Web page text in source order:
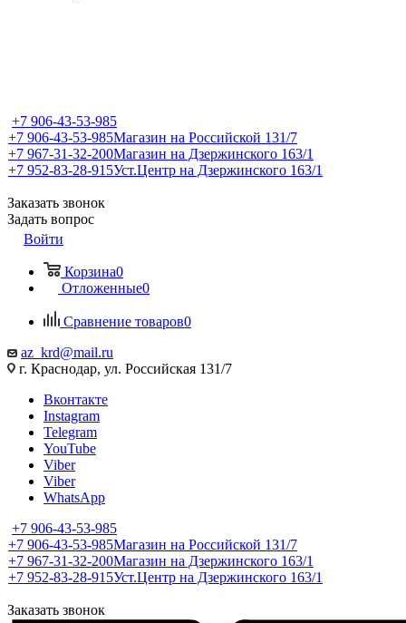
+7 906-43-53-985
+7 906-43-53-985Магазин на Российской 131/7
+7 967-31-32-200Магазин на Дзержинского 163/1
+7 952-83-28-915Уст.Центр на Дзержинского 163/1
Заказать звонок
Задать вопрос
Войти
Корзина0
Отложенные0
Сравнение товаров0
az_krd@mail.ru
г. Краснодар, ул. Российская 131/7
Вконтакте
Instagram
Telegram
YouTube
Viber
Viber
WhatsApp
+7 906-43-53-985
+7 906-43-53-985Магазин на Российской 131/7
+7 967-31-32-200Магазин на Дзержинского 163/1
+7 952-83-28-915Уст.Центр на Дзержинского 163/1
Заказать звонок